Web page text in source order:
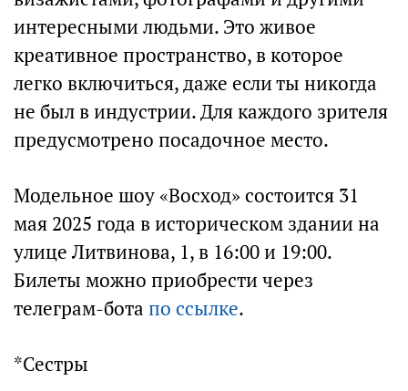
интересными людьми. Это живое
креативное пространство, в которое
легко включиться, даже если ты никогда
не был в индустрии. Для каждого зрителя
предусмотрено посадочное место.
Модельное шоу «Восход» состоится 31
мая 2025 года в историческом здании на
улице Литвинова, 1, в 16:00 и 19:00.
Билеты можно приобрести через
телеграм-бота по ссылке.
*Сестры